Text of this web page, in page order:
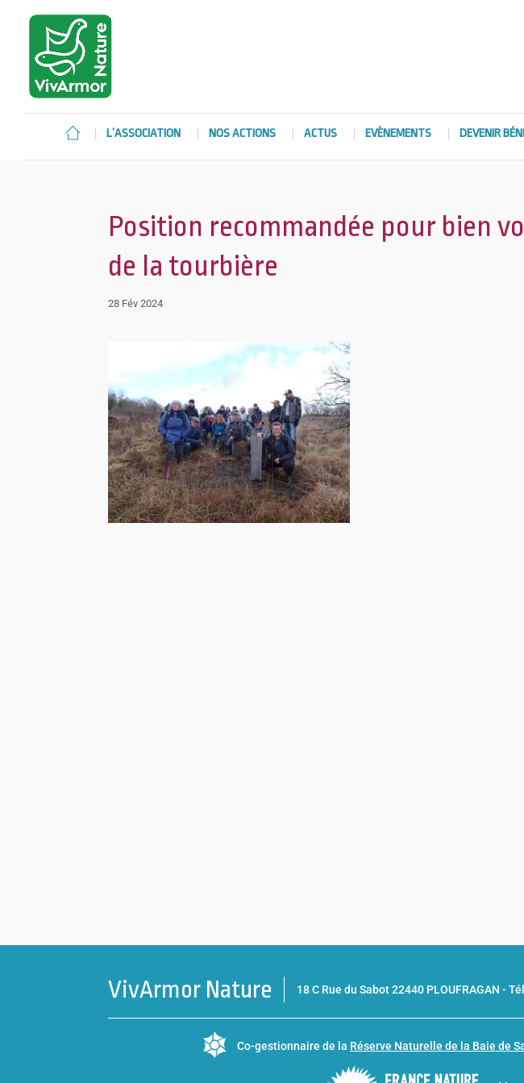
L’ASSOCIATION NOS ACTIONS ACTUS EVÈNEMENTS DEVENIR
Position recommandée pour bien
de la tourbière
28 Fév 2024
VivArmor Nature 18 C Rue du Sabot 22440 PLOUFRAGAN -
Co-gestionnaire de la Réserve Naturelle de la Baie de